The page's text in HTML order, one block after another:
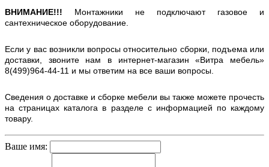
ВНИМАНИЕ!!! Монтажники не подключают газовое и
сантехническое оборудование.
Если у вас возникли вопросы относительно сборки, подъема или
доставки, звоните нам в интернет-магазин «Витра мебель»
8(499)964-44-11 и мы ответим на все ваши вопросы.
Сведения о доставке и сборке мебели вы также можете прочесть
на страницах каталога в разделе с информацией по каждому
товару.
Ваше имя: